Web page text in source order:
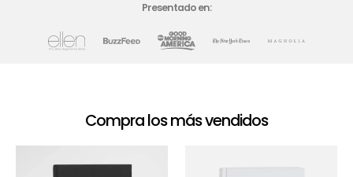
Presentado en:
Compra los más vendidos